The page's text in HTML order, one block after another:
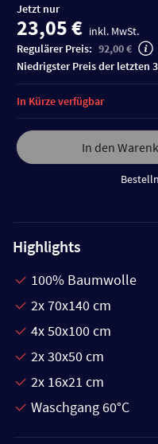
Jetzt nur
23,05 € inkl. MwSt.
Regulärer Preis: 92,00 €
niedrigster Preis der letzten
In den
In Kürze verfügbar
Highlights
100% Baumwolle
2x 70x140 cm
4x 50x100 cm
2x 30x50 cm
2x 16x21 cm
Waschgang 60°C